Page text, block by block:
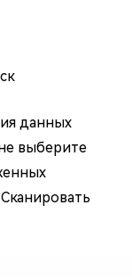
данных
выберите